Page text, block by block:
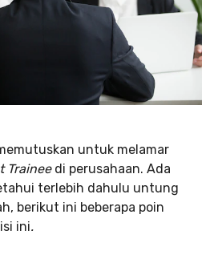
untuk melamar
Trainee di perusahaan. Ada
terlebih dahulu untung
berikut ini beberapa poin
ini.